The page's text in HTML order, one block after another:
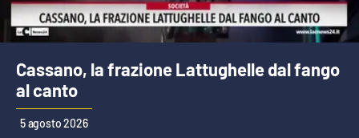
Cassano, la frazione Lattughelle dal fango
al canto
5 agosto 2026